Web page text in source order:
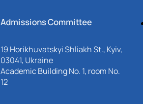
Admissions Committee
19 Horikhuvatskyi Shliakh St., Kyiv,
03041, Ukraine
Academic Building No. 1, room No.
12